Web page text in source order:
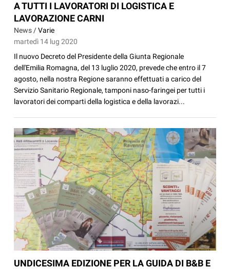
A TUTTI I LAVORATORI DI LOGISTICA E
LAVORAZIONE CARNI
News /Varie
martedì 14 lug 2020
Il nuovo Decreto del Presidente della Giunta Regionale
dell'Emilia Romagna, del 13 luglio 2020, prevede che entro il 7
agosto, nella nostra Regione saranno effettuati a carico del
Servizio Sanitario Regionale, tamponi naso-faringei per tutti i
lavoratori dei comparti della logistica e della lavorazi...
UNDICESIMA EDIZIONE PER LA GUIDA DI B&B E